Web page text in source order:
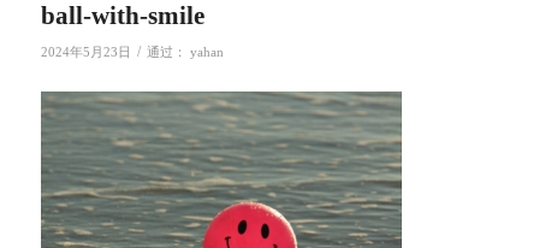
ball-with-smile
2024年5月23日 / 通过： yahan